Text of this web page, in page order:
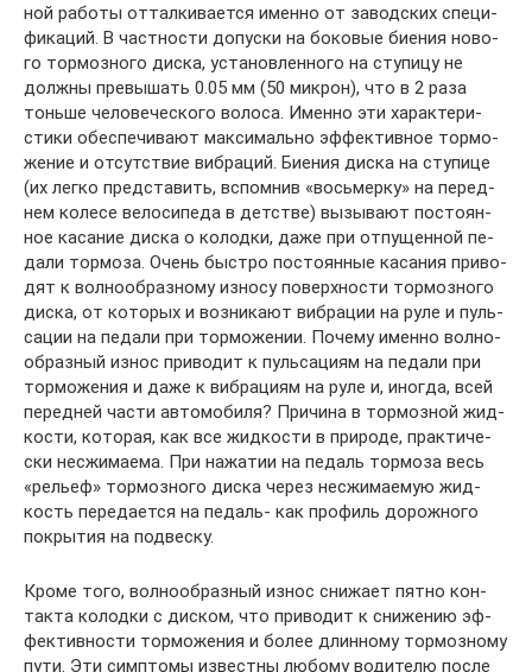
ной ра­бо­ты от­тал­ки­ва­ет­ся имен­но от за­вод­ских спе­ци­
фи­ка­ций. В част­но­сти до­пус­ки на бо­ко­вые би­е­ния но­во­
го тор­моз­но­го дис­ка, уста­нов­лен­но­го на сту­пи­цу не
долж­ны пре­вы­шать 0.05 мм (50 мик­рон), что в 2 ра­за
тонь­ше че­ло­ве­че­ско­го во­ло­са. Имен­но эти ха­рак­те­ри­
сти­ки обес­пе­чи­ва­ют мак­си­маль­но эф­фек­тив­ное тор­мо­
же­ние и от­сут­ствие виб­ра­ций. Би­е­ния дис­ка на сту­пи­це
(их лег­ко пред­ста­вить, вспом­нив «вось­мер­ку» на пе­ред­
нем ко­ле­се ве­ло­си­пе­да в дет­стве) вы­зы­ва­ют по­сто­ян­
ное ка­са­ние дис­ка о ко­лод­ки, да­же при от­пу­щен­ной пе­
да­ли тор­мо­за. Очень быст­ро по­сто­ян­ные ка­са­ния при­во­
дят к вол­но­об­раз­но­му из­но­су по­верх­но­сти тор­моз­но­го
дис­ка, от ко­то­рых и воз­ни­ка­ют виб­ра­ции на ру­ле и пуль­
са­ции на пе­да­ли при тор­мо­же­нии. По­че­му имен­но вол­но­
об­раз­ный из­нос при­во­дит к пуль­са­ци­ям на пе­да­ли при
тор­мо­же­ния и да­же к виб­ра­ци­ям на ру­ле и, ино­гда, всей
пе­ред­ней ча­сти ав­то­мо­би­ля? При­чи­на в тор­моз­ной жид­
ко­сти, ко­то­рая, как все жид­ко­сти в при­ро­де, прак­ти­че­
ски несжи­ма­е­ма. При на­жа­тии на пе­даль тор­мо­за весь
«ре­льеф» тор­моз­но­го дис­ка через несжи­ма­е­мую жид­
кость пе­ре­да­ет­ся на пе­даль- как про­филь до­рож­но­го
по­кры­тия на под­вес­ку.
Кро­ме то­го, вол­но­об­раз­ный из­нос сни­жа­ет пят­но кон­
так­та ко­лод­ки с дис­ком, что при­во­дит к сни­же­нию эф­
фек­тив­но­сти тор­мо­же­ния и бо­лее длин­но­му тор­моз­но­му
пу­ти. Эти симп­то­мы из­вест­ны лю­бо­му во­ди­те­лю по­сле